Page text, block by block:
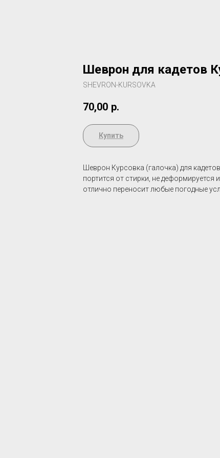
Шеврон для кадетов
SHEVRON-KURSOVKA
70,00 р.
Купить
Шеврон Курсовка (галочка) для
портится от стирки, не деформируется
отлично переносит любые погодные